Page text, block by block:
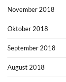
November 2018
Oktober 2018
September 2018
August 2018